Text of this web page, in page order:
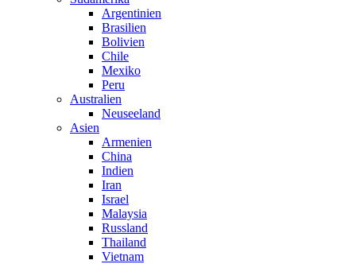
Argentinien
Brasilien
Bolivien
Chile
Mexiko
Peru
Australien
Neuseeland
Asien
Armenien
China
Indien
Iran
Israel
Malaysia
Russland
Thailand
Vietnam